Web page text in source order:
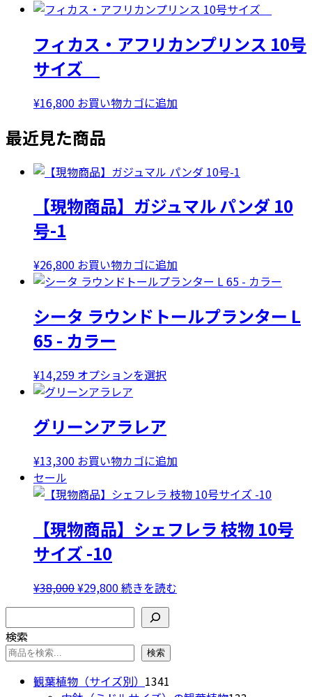
フィカス・アフリカンプリンス 10号
サイズ
¥16,800 お買い物カゴに追加
最近見た商品
【現物商品】ガジュマル パンダ 10
号-1
¥26,800 お買い物カゴに追加
シータ ラウンドトールプランター L
65 - カラー
¥14,259 オプションを選択
に
は
数
バ
リ
シ
ョ
ン
が
あ
り
ま
グリーンアラレア
¥13,300 お買い物カゴに追加
セール
【現物商品】シェフレラ 枝物 10号
サイズ -10
¥38,000元
の
で
¥29,800現
在
¥29,800
続きを読む
検索
検索
観葉植物（サイズ別） 1341